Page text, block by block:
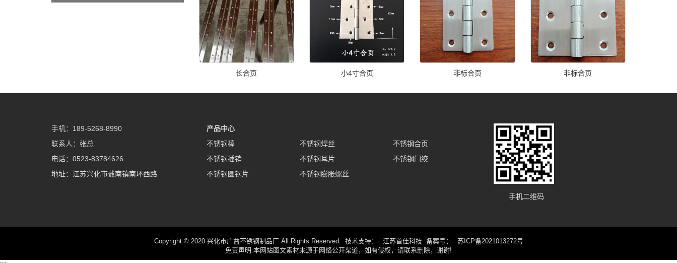
长合页 小4寸合页 非标合页 非标合页
手机：189-5268-8990
联系人：张总
电话：0523-83784626
地址：江苏兴化市戴南镇南环西路
产品中心
不锈钢棒
不锈钢焊丝
不锈钢合页
不锈钢插销
不锈钢耳片
不锈钢门绞
不锈钢圆钢片
不锈钢膨胀螺丝
手机二维码
Copyright © 2020 兴化市广益不锈钢制品厂 All Rights Reserved. 技术支持： 江苏首佳科技 备案号：
苏ICP备2021013272号
免责声明:本网站图文素材来源于网络公开渠道，如有侵权，请联系删除，谢谢!